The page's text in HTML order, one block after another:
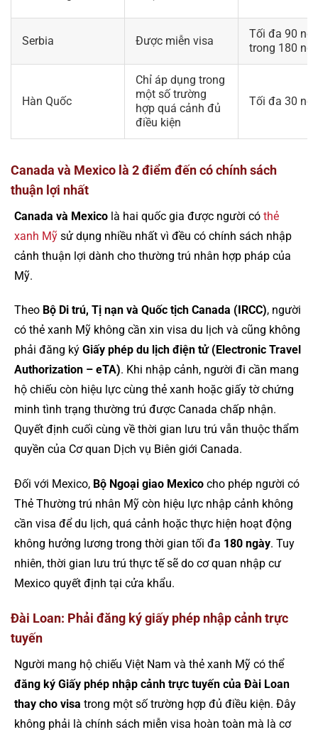
Serbia Được miễn visa
Tối đa 90
trong 180
Hàn Quốc
Chỉ áp dụng trong
một số trường
hợp quá cảnh đủ
điều kiện
Tối đa 30
Canada và Mexico là 2 điểm đến có chính sách
thuận lợi nhất
Canada và Mexico là hai quốc gia được người có thẻ
xanh Mỹ sử dụng nhiều nhất vì đều có chính sách nhập
cảnh thuận lợi dành cho thường trú nhân hợp pháp của
Mỹ.
Theo Bộ Di trú, Tị nạn và Quốc tịch Canada (IRCC), người
có thẻ xanh Mỹ không cần xin visa du lịch và cũng không
phải đăng ký Giấy phép du lịch điện tử (Electronic Travel
Authorization – eTA). Khi nhập cảnh, người đi cần mang
hộ chiếu còn hiệu lực cùng thẻ xanh hoặc giấy tờ chứng
minh tình trạng thường trú được Canada chấp nhận.
Quyết định cuối cùng về thời gian lưu trú vẫn thuộc thẩm
quyền của Cơ quan Dịch vụ Biên giới Canada.
Đối với Mexico, Bộ Ngoại giao Mexico cho phép người có
Thẻ Thường trú nhân Mỹ còn hiệu lực nhập cảnh không
cần visa để du lịch, quá cảnh hoặc thực hiện hoạt động
không hưởng lương trong thời gian tối đa 180 ngày. Tuy
nhiên, thời gian lưu trú thực tế sẽ do cơ quan nhập cư
Mexico quyết định tại cửa khẩu.
Đài Loan: Phải đăng ký giấy phép nhập cảnh trực
tuyến
Người mang hộ chiếu Việt Nam và thẻ xanh Mỹ có thể
đăng ký Giấy phép nhập cảnh trực tuyến của Đài Loan
thay cho visa trong một số trường hợp đủ điều kiện. Đây
không phải là chính sách miễn visa hoàn toàn mà là cơ